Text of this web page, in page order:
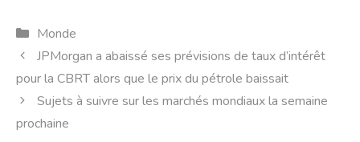
Catégories
Monde
JPMorgan a abaissé ses prévisions de taux d’intérêt
pour la CBRT alors que le prix du pétrole baissait
Sujets à suivre sur les marchés mondiaux la semaine
prochaine